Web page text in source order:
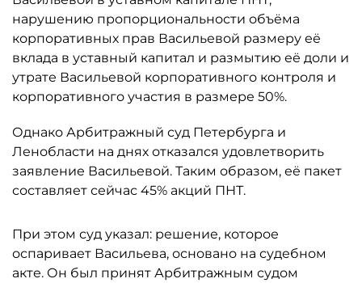
нарушению пропорциональности объёма
корпоративных прав Васильевой размеру её
вклада в уставный капитал и размытию её доли и
утрате Васильевой корпоративного контроля и
корпоративного участия в размере 50%.
Однако Арбитражный суд Петербурга и
Ленобласти на днях отказался удовлетворить
заявление Васильевой. Таким образом, её пакет
составляет сейчас 45% акций ПНТ.
При этом суд указал: решение, которое
оспаривает Васильева, основано на судебном
акте. Он был принят Арбитражным судом